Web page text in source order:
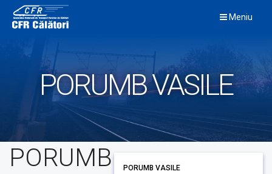
content
Meniu
PORUMB VASILE
PORUMB
PORUMB VASILE